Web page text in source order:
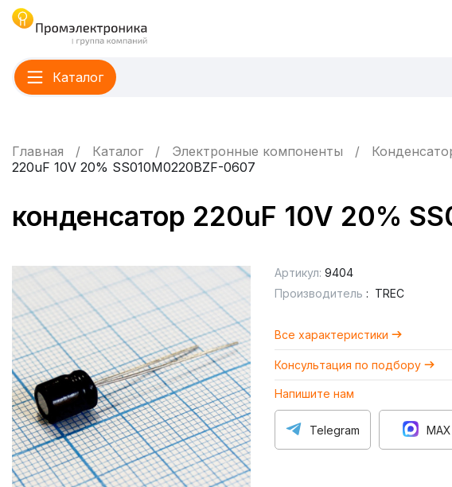
Каталог
Главная Каталог Электронные компоненты
220uF 10V 20% SS010M0220BZF-0607
конденсатор 220uF 10V 20%
Артикул: 9404
Производитель : TREC
Все характеристики
Консультация по подбору
Напишите нам
Telegram MAX